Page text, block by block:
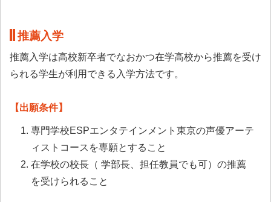
推薦入学
推薦入学は高校新卒者でなおかつ在学高校から推薦を受け
られる学生が利用できる入学方法です。
【出願条件】
専門学校ESPエンタテインメント東京の声優アーテ
ィストコースを専願とすること
在学校の校長（ 学部長、担任教員でも可）の推薦
を受けられること